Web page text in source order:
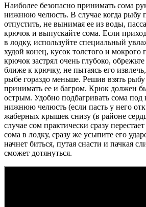
Наиболее безопасно принимать сома
нижнюю челюсть. В случае когда рыбу
отпустить, не вынимая ее из воды,
крючок и выпускайте сома. Если
в лодку, используйте специальный
худой конец, кусок толстого и мокрого
крючок застрял очень глубоко,
ближе к крючку, не пытаясь его
рыбе гораздо меньше. Решив взять
принимать ее и багром. Крюк должен
острым. Удобно подбагривать сома
нижнюю челюсть (если пасть у него
жаберных крышек снизу (в районе
случае сом практически сразу
сома в лодку, сразу же усыпите его
начнет биться, путая снасти и пачкая
сможет дотянуться.